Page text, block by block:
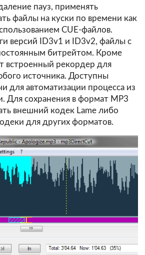
пауз, применять
файлы на куски по времени как
CUE-файлов.
версий ID3v1 и ID3v2, файлы с
битрейтом. Кроме
встроенный рекордер для
источника. Доступны
для автоматизации процесса из
Для сохранения в формат MP3
внешний кодек Lame либо
для других форматов.